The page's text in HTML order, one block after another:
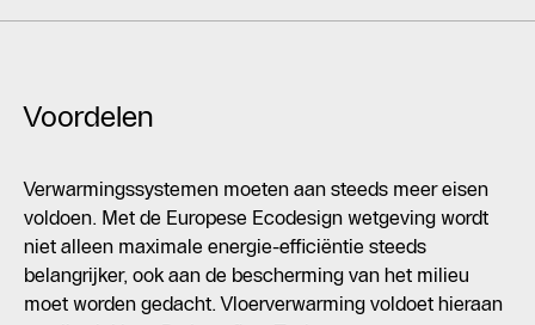
Voordelen
Verwarmingssystemen moeten aan steeds meer eisen
voldoen. Met de Europese Ecodesign wetgeving wordt
niet alleen maximale energie-efficiëntie steeds
belangrijker, ook aan de bescherming van het milieu
moet worden gedacht. Vloerverwarming voldoet hieraan